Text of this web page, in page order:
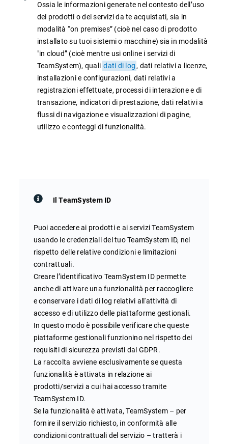
Ossia le informazioni generate nel contesto dell’uso
dei prodotti o dei servizi da te acquistati, sia in
modalità “on premises” (cioè nel caso di prodotto
installato su tuoi sistemi o macchine) sia in modalità
"in cloud” (cioè mentre usi online i servizi di
TeamSystem), quali dati di log , dati relativi a licenze,
installazioni e configurazioni, dati relativi a
registrazioni effettuate, processi di interazione e di
transazione, indicatori di prestazione, dati relativi a
flussi di navigazione e visualizzazioni di pagine,
utilizzo e conteggi di funzionalità.
Il TeamSystem ID
Puoi accedere ai prodotti e ai servizi TeamSystem
usando le credenziali del tuo TeamSystem ID, nel
rispetto delle relative condizioni e limitazioni
contrattuali.
Creare l’identificativo TeamSystem ID permette
anche di attivare una funzionalità per raccogliere
e conservare i dati di log relativi all'attività di
accesso e di utilizzo delle piattaforme gestionali.
In questo modo è possibile verificare che queste
piattaforme gestionali funzionino nel rispetto dei
requisiti di sicurezza previsti dal GDPR.
La raccolta avviene esclusivamente se questa
funzionalità è attivata in relazione ai
prodotti/servizi a cui hai accesso tramite
TeamSystem ID.
Se la funzionalità è attivata, TeamSystem – per
fornire il servizio richiesto, in conformità alle
condizioni contrattuali del servizio – tratterà i